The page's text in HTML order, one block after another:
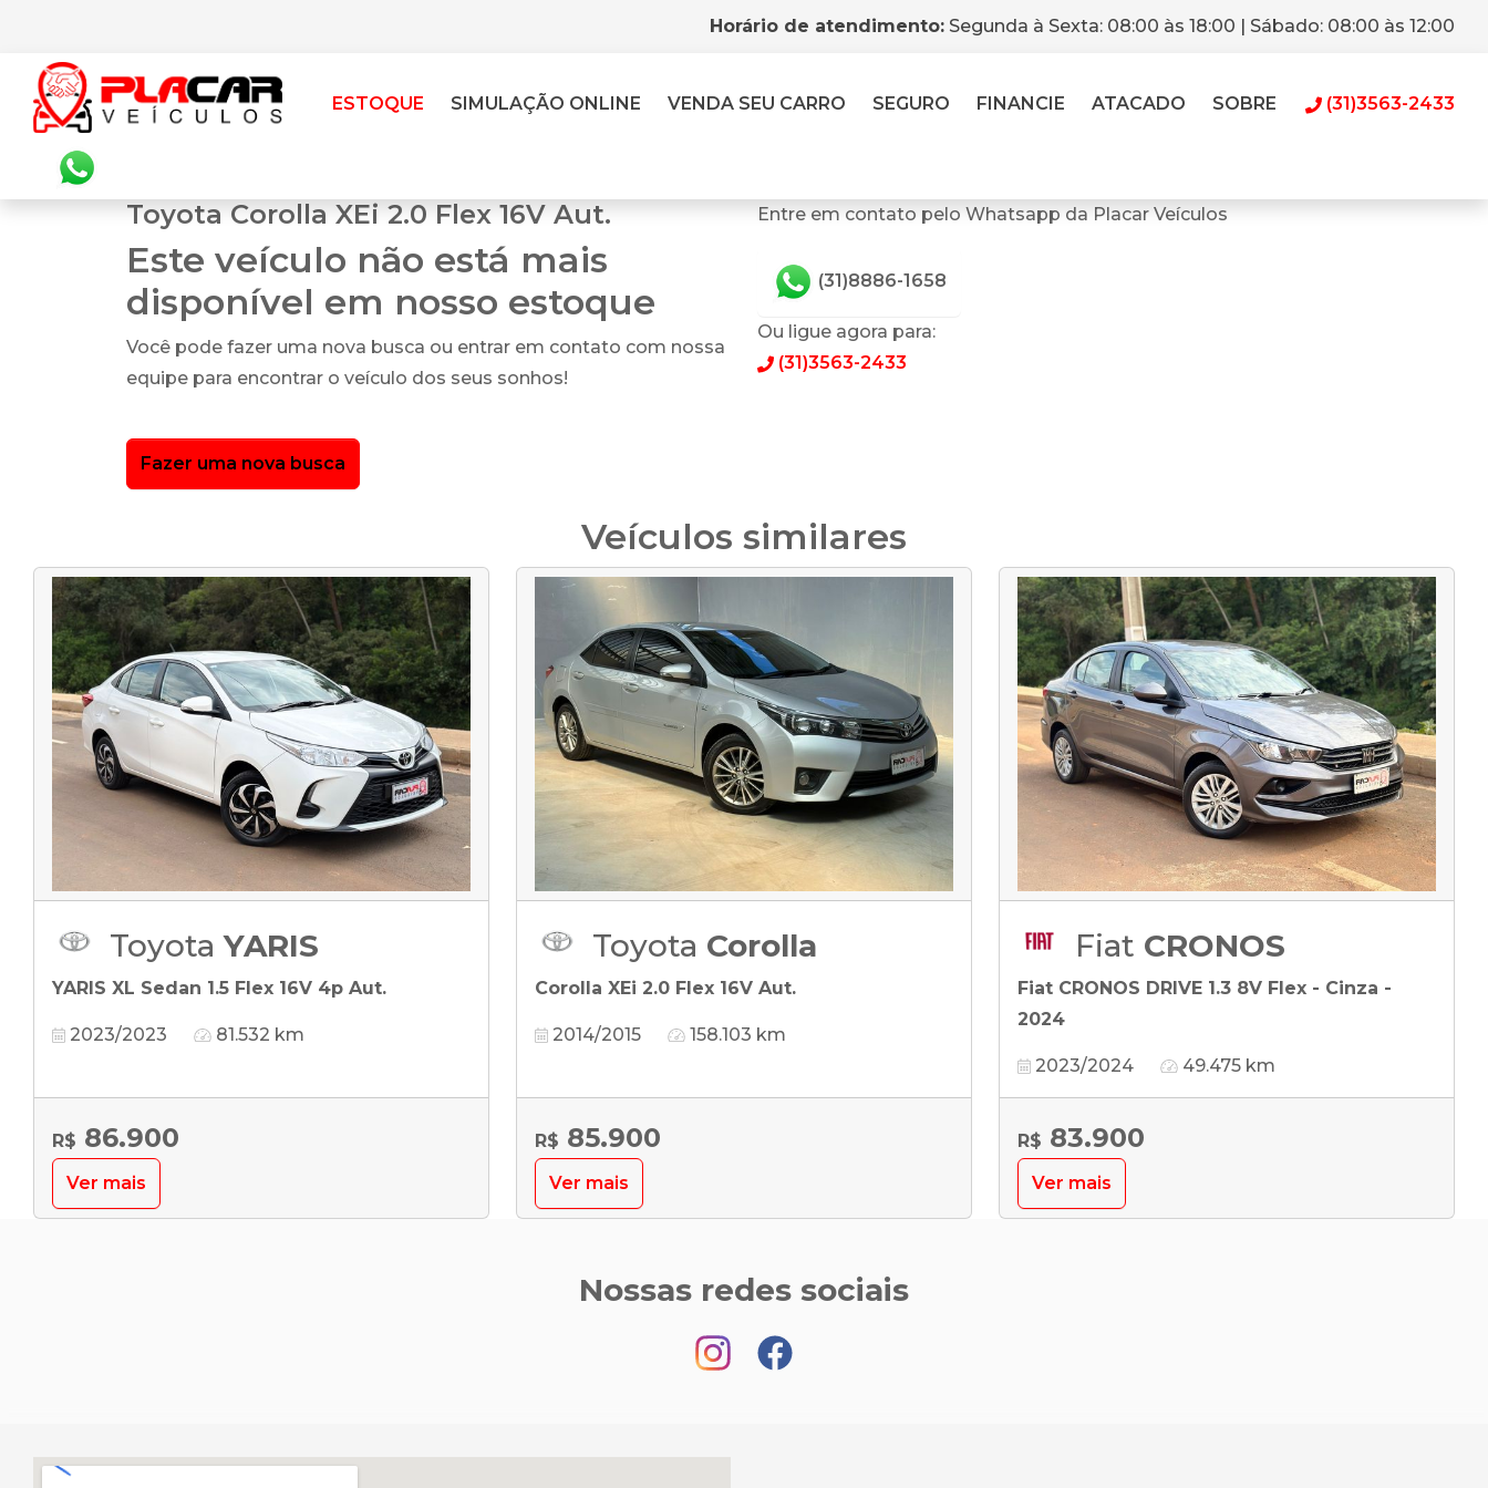
Horário de atendimento: Segunda à Sexta: 08:00 às 18:00 | Sábado: 08:00 às 12:00
ESTOQUE SIMULAÇÃO ONLINE VENDA SEU CARRO SEGURO FINANCIE ATACADO SOBRE (31)3563-2433
Toyota Corolla XEi 2.0 Flex 16V Aut.
Este veículo não está mais
disponível em nosso estoque
Você pode fazer uma nova busca ou entrar em contato com nossa
equipe para encontrar o veículo dos seus sonhos!
Fazer uma nova busca
Entre em contato pelo Whatsapp da Placar Veículos
(31)8886-1658
Ou ligue agora para:
(31)3563-2433
Veículos similares
ToyotaYARIS
YARIS XL Sedan 1.5 Flex 16V 4p Aut.
2023/2023 81.532 km
R$ 86.900
Ver mais
Toyota Corolla
Corolla XEi 2.0 Flex 16V Aut.
2014/2015 158.103 km
R$ 85.900
Ver mais
Fiat CRONOS
Fiat CRONOS DRIVE 1.3 8V Flex - Cinza -
2024
2023/2024 49.475 km
R$ 83.900
Ver mais
Nossas redes sociais